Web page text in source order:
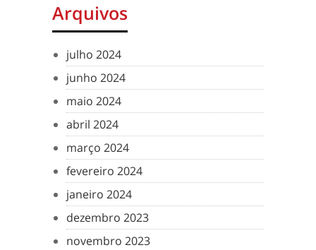
Arquivos
julho 2024
junho 2024
maio 2024
abril 2024
março 2024
fevereiro 2024
janeiro 2024
dezembro 2023
novembro 2023